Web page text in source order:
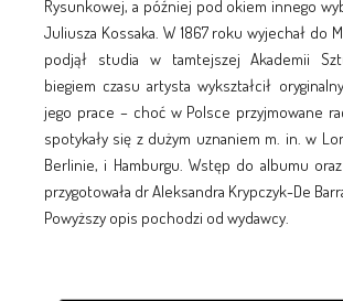
Rysunkowej, a później pod okiem innego
Juliusza Kossaka. W 1867 roku wyjechał do
podjął studia w tamtejszej Akademii
biegiem czasu artysta wykształcił
jego prace – choć w Polsce przyjmowane
spotykały się z dużym uznaniem m. in. w
Berlinie, i Hamburgu. Wstęp do albumu
przygotowała dr Aleksandra Krypczyk-De
Powyższy opis pochodzi od wydawcy.